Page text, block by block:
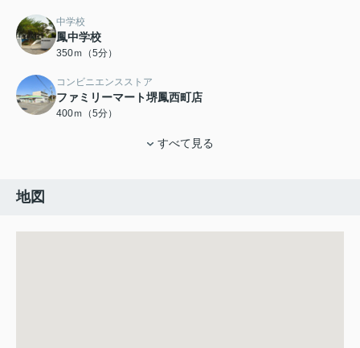
中学校
鳳中学校
350ｍ（5分）
コンビニエンスストア
ファミリーマート堺鳳西町店
400ｍ（5分）
すべて見る
地図